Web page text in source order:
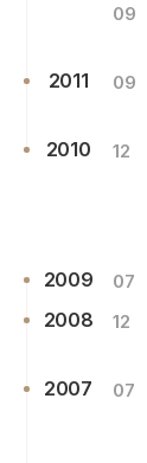
09
2011 09
2010 12
2009 07
2008 12
2007 07